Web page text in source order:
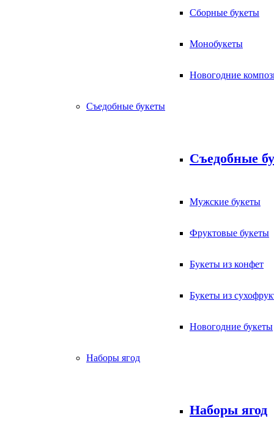
Сборные букеты
Монобукеты
Новогодние
Съедобные букеты
Съедобные
Мужские букеты
Фруктовые букеты
Букеты из конфет
Букеты из
Новогодние букеты
Наборы ягод
Наборы ягод